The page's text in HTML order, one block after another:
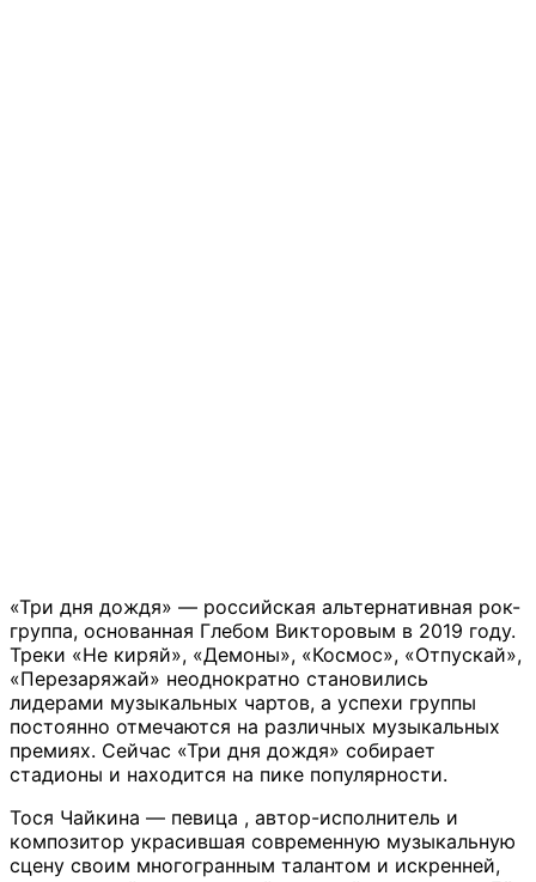
«Три дня дождя» — российская альтернативная рок-
группа, основанная Глебом Викторовым в 2019 году.
Треки «Не киряй», «Демоны», «Космос», «Отпускай»,
«Перезаряжай» неоднократно становились
лидерами музыкальных чартов, а успехи группы
постоянно отмечаются на различных музыкальных
премиях. Сейчас «Три дня дождя» собирает
стадионы и находится на пике популярности.
Тося Чайкина — певица , автор-исполнитель и
композитор украсившая современную музыкальную
сцену своим многогранным талантом и искренней,